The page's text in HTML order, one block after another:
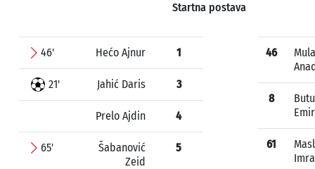
Startna postava
46' Hećo Ajnur 1
21' Jahić Daris 3
Prelo Ajdin 4
65'
Šabanović
Zeid
5
46
8
Emir
61